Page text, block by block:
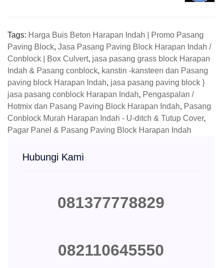
Tags: Harga Buis Beton Harapan Indah | Promo Pasang
Paving Block, Jasa Pasang Paving Block Harapan Indah /
Conblock | Box Culvert, jasa pasang grass block Harapan
Indah & Pasang conblock, kanstin -kansteen dan Pasang
paving block Harapan Indah, jasa pasang paving block }
jasa pasang conblock Harapan Indah, Pengaspalan /
Hotmix dan Pasang Paving Block Harapan Indah, Pasang
Conblock Murah Harapan Indah - U-ditch & Tutup Cover,
Pagar Panel & Pasang Paving Block Harapan Indah
Hubungi Kami
081377778829
082110645550